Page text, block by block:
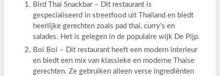
Bird Thai Snackbar – Dit restaurant is
gespecialiseerd in streetfood uit Thailand en biedt
heerlijke gerechten zoals pad thai, curry’s en
salades. Het is gelegen in de populaire wijk De Pijp.
Boi Boi – Dit restaurant heeft een modern interieur
en biedt een mix van klassieke en moderne Thaise
gerechten. Ze gebruiken alleen verse ingrediënten